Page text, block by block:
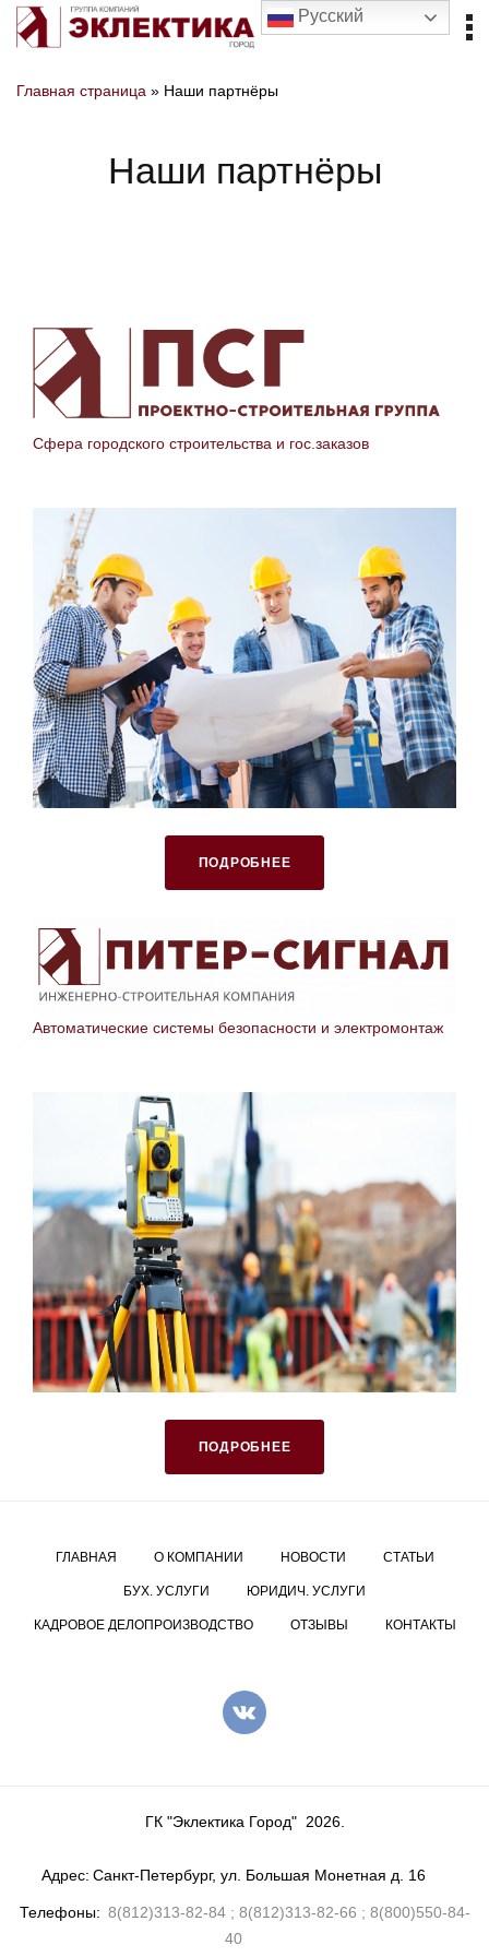
Главная страница » Наши партнёры
Наши партнёры
Сфера городского строительства и гос.заказов
ПОДРОБНЕЕ
Автоматические системы безопасности и электромонтаж
ПОДРОБНЕЕ
ГЛАВНАЯ О КОМПАНИИ НОВОСТИ СТАТЬИ
БУХ. УСЛУГИ ЮРИДИЧ. УСЛУГИ
КАДРОВОЕ ДЕЛОПРОИЗВОДСТВО ОТЗЫВЫ КОНТАКТЫ
ГК "Эклектика Город" 2026.
Адрес Санкт-Петербург, ул. Большая Монетная д. 16
Телефоны 8(812)313-82-84 8(812)313-82-66
8(800)550-84-
40
Русский